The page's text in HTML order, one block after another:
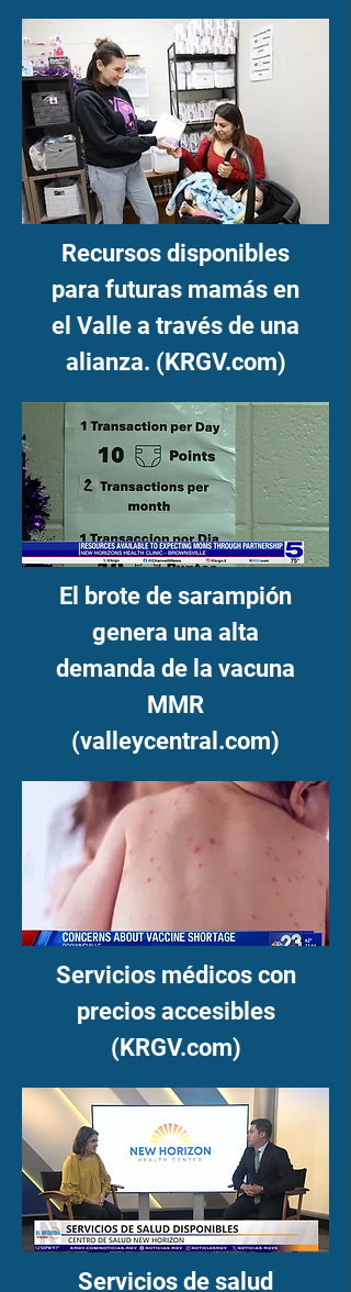
Recursos disponibles
para futuras mamás en
el Valle a través de una
alianza. (KRGV.com)
El brote de sarampión
genera una alta
demanda de la vacuna
MMR
(valleycentral.com)
Servicios médicos con
precios accesibles
(KRGV.com)
Servicios de salud